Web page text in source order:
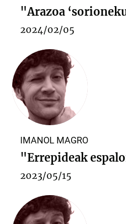
"Arazoa
2024/02/05
IMANOL MAGRO
"Errepideak
2023/05/15